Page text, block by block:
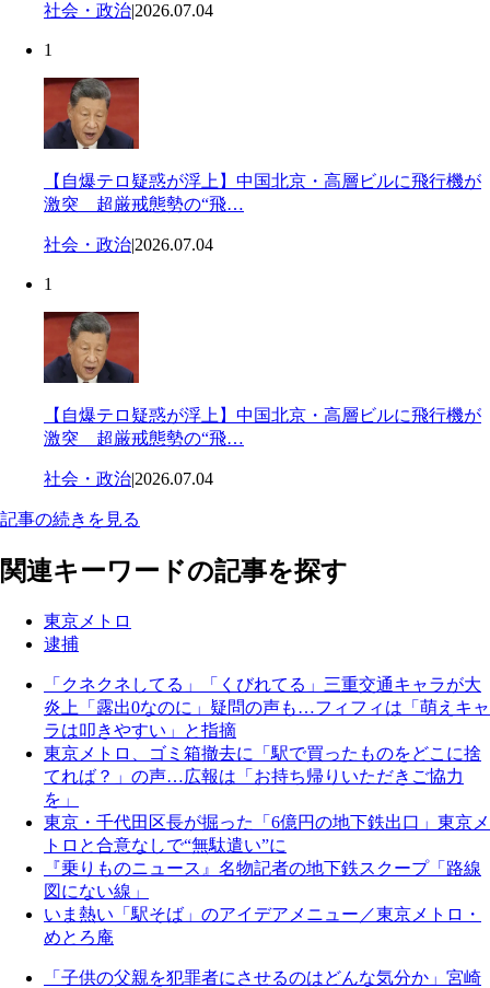
社会・政治|2026.07.04
1
【自爆テロ疑惑が浮上】中国北京・高層ビルに飛行機が
激突 超厳戒態勢の“飛…
社会・政治|2026.07.04
1
【自爆テロ疑惑が浮上】中国北京・高層ビルに飛行機が
激突 超厳戒態勢の“飛…
社会・政治|2026.07.04
記事の続きを見る
関連キーワードの記事を探す
東京メトロ
逮捕
「クネクネしてる」「くびれてる」三重交通キャラが大
炎上「露出0なのに」疑問の声も…フィフィは「萌えキャ
ラは叩きやすい」と指摘
東京メトロ、ゴミ箱撤去に「駅で買ったものをどこに捨
てれば？」の声…広報は「お持ち帰りいただきご協力
を」
東京・千代田区長が掘った「6億円の地下鉄出口」東京メ
トロと合意なしで“無駄遣い”に
『乗りものニュース』名物記者の地下鉄スクープ「路線
図にない線」
いま熱い「駅そば」のアイデアメニュー／東京メトロ・
めとろ庵
「子供の父親を犯罪者にさせるのはどんな気分か」宮崎